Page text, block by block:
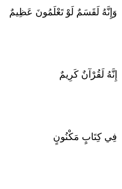
وَإِنَّهُ لَقَسَمٌ لَوْ تَعْلَمُونَ عَظِيمٌ
إِنَّهُ لَقُرْآنٌ كَرِيمٌ
فِي كِتَابٍ مَكْنُونٍ